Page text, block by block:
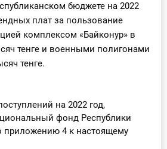
бюджете на 2022
плат за пользование
комплексом «Байконур» в
тенге и военными полигонами
тенге.
на 2022 год,
фонд Республики
приложению 4 к настоящему